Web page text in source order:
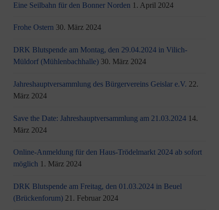
Eine Seilbahn für den Bonner Norden 1. April 2024
Frohe Ostern 30. März 2024
DRK Blutspende am Montag, den 29.04.2024 in Vilich-
Müldorf (Mühlenbachhalle) 30. März 2024
Jahreshauptversammlung des Bürgervereins Geislar e.V. 22.
März 2024
Save the Date: Jahreshauptversammlung am 21.03.2024 14.
März 2024
Online-Anmeldung für den Haus-Trödelmarkt 2024 ab sofort
möglich 1. März 2024
DRK Blutspende am Freitag, den 01.03.2024 in Beuel
(Brückenforum) 21. Februar 2024